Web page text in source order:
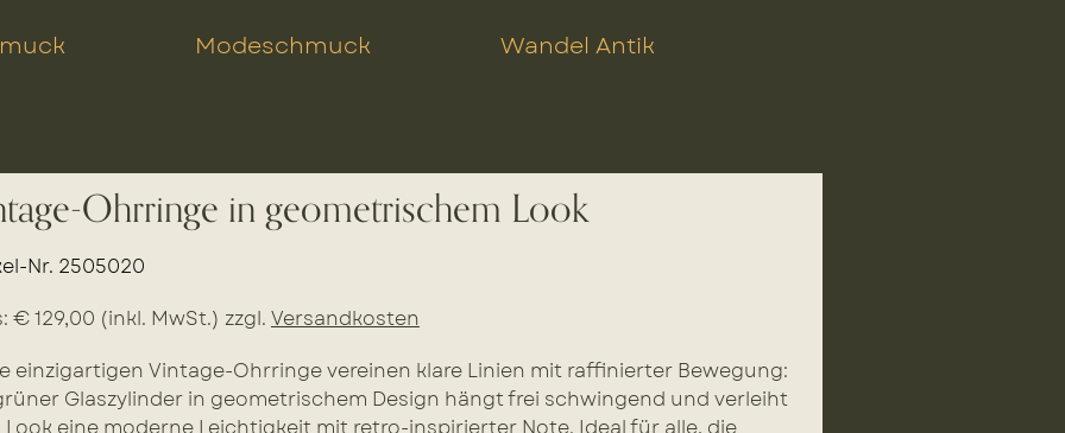
Modeschmuck Wandel Antik
Ohrringe in geometrischem Look
Nr. 2505020
€ 129,00 (inkl. MwSt.) zzgl. Versandkosten
einzigartigen Vintage-Ohrringe vereinen klare Linien mit raffinierter Bewegung:
Glaszylinder in geometrischem Design hängt frei schwingend und verleiht